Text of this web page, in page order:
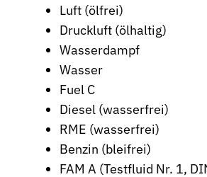
O-Ringe
Universelle Dichtungslösung für
Rotationsdichtungen
Dichtungslösungen für rotierende
Abstreifer
Effektiver Schutz vor Schmutz, Staub
Präzise Führung von Kolben und
Luft (ölfrei)
Druckluft (ölhaltig)
Wasserdampf
Wasser
Fuel C
Diesel (wasserfrei)
RME (wasserfrei)
Benzin (bleifrei)
FAM A (Testfluid Nr. 1,